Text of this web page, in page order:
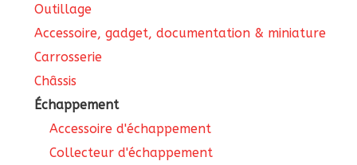
Outillage
Accessoire, gadget, documentation & miniature
Carrosserie
Châssis
Échappement
Accessoire d'échappement
Collecteur d'échappement